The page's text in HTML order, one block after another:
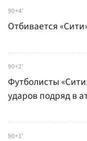
90+4'
Отбивается
90+2'
Футболисты
ударов подряд в
90+1'